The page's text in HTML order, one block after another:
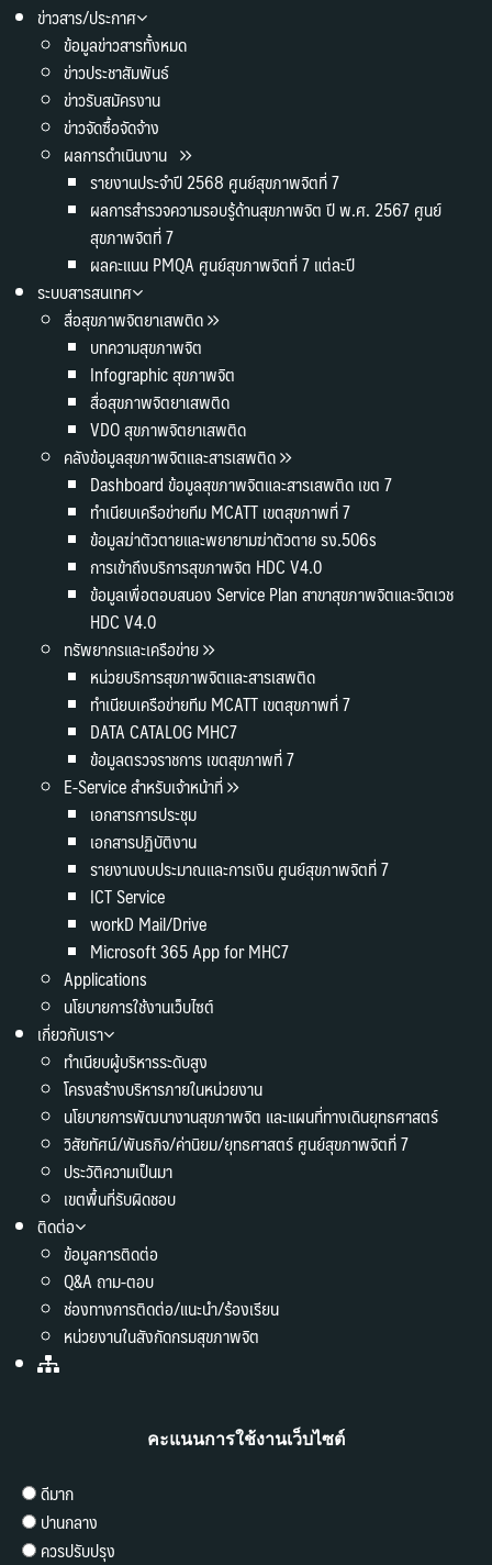
ข่าวสาร/ประกาศ
ข้อมูลข่าวสารทั้งหมด
ข่าวประชาสัมพันธ์
ข่าวรับสมัครงาน
ข่าวจัดซื้อจัดจ้าง
ผลการดำเนินงาน
รายงานประจำปี 2568 ศูนย์สุขภาพจิตที่ 7
ผลการสำรวจความรอบรู้ด้านสุขภาพจิต ปี พ.ศ. 2567 ศูนย์
สุขภาพจิตที่ 7
ผลคะแนน PMQA ศูนย์สุขภาพจิตที่ 7 แต่ละปี
ระบบสารสนเทศ
สื่อสุขภาพจิตยาเสพติด
บทความสุขภาพจิต
Infographic สุขภาพจิต
สื่อสุขภาพจิตยาเสพติด
VDO สุขภาพจิตยาเสพติด
คลังข้อมูลสุขภาพจิตและสารเสพติด
Dashboard ข้อมูลสุขภาพจิตและสารเสพติด เขต 7
ทำเนียบเครือข่ายทีม MCATT เขตสุขภาพที่ 7
ข้อมูลฆ่าตัวตายและพยายามฆ่าตัวตาย รง.506s
การเข้าถึงบริการสุขภาพจิต HDC V4.0
ข้อมูลเพื่อตอบสนอง Service Plan สาขาสุขภาพจิตและจิตเวช
HDC V4.0
ทรัพยากรและเครือข่าย
หน่วยบริการสุขภาพจิตและสารเสพติด
ทำเนียบเครือข่ายทีม MCATT เขตสุขภาพที่ 7
DATA CATALOG MHC7
ข้อมูลตรวจราชการ เขตสุขภาพที่ 7
E-Service สำหรับเจ้าหน้าที่
เอกสารการประชุม
เอกสารปฏิบัติงาน
รายงานงบประมาณและการเงิน ศูนย์สุขภาพจิตที่ 7
ICT Service
workD Mail/Drive
Microsoft 365 App for MHC7
Applications
นโยบายการใช้งานเว็บไซต์
เกี่ยวกับเรา
ทำเนียบผู้บริหารระดับสูง
โครงสร้างบริหารภายในหน่วยงาน
นโยบายการพัฒนางานสุขภาพจิต และแผนที่ทางเดินยุทธศาสตร์
วิสัยทัศน์/พันธกิจ/ค่านิยม/ยุทธศาสตร์ ศูนย์สุขภาพจิตที่ 7
ประวัติความเป็นมา
เขตพื้นที่รับผิดชอบ
ติดต่อ
ข้อมูลการติดต่อ
Q&A ถาม-ตอบ
ช่องทางการติดต่อ/แนะนำ/ร้องเรียน
หน่วยงานในสังกัดกรมสุขภาพจิต
คะแนนการใช้งานเว็บไซต์
ดีมาก
ปานกลาง
ควรปรับปรุง